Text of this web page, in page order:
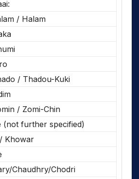
/ Halam
/ Thadou-Kuki
/ Zomi-Chin
(not further specified)
Khowar
Chaudhry/Chodri